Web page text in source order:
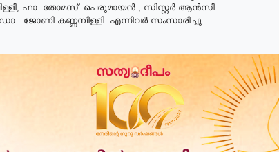
ഫാ. തോമസ് പെരുമായൻ , സിസ്റ്റർ ആൻസി
. ജോണി കണ്ണമ്പിള്ളി എന്നിവർ സംസാരിച്ചു.